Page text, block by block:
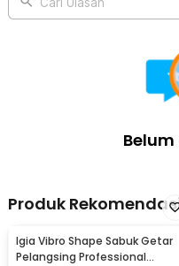
Produk
Igia Vibro Shape Sabuk Getar
Pelangsing Professional